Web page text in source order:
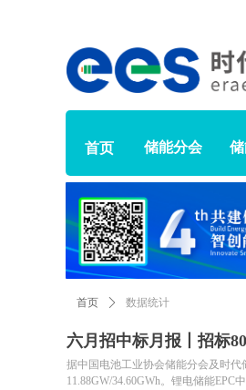
储能分会
首页
六月招中标月报丨招标
据中国电池工业协会储能分会及时代
11.88GW/34.60GWh。锂电储能EPC
首页 ꄲ 数据统计